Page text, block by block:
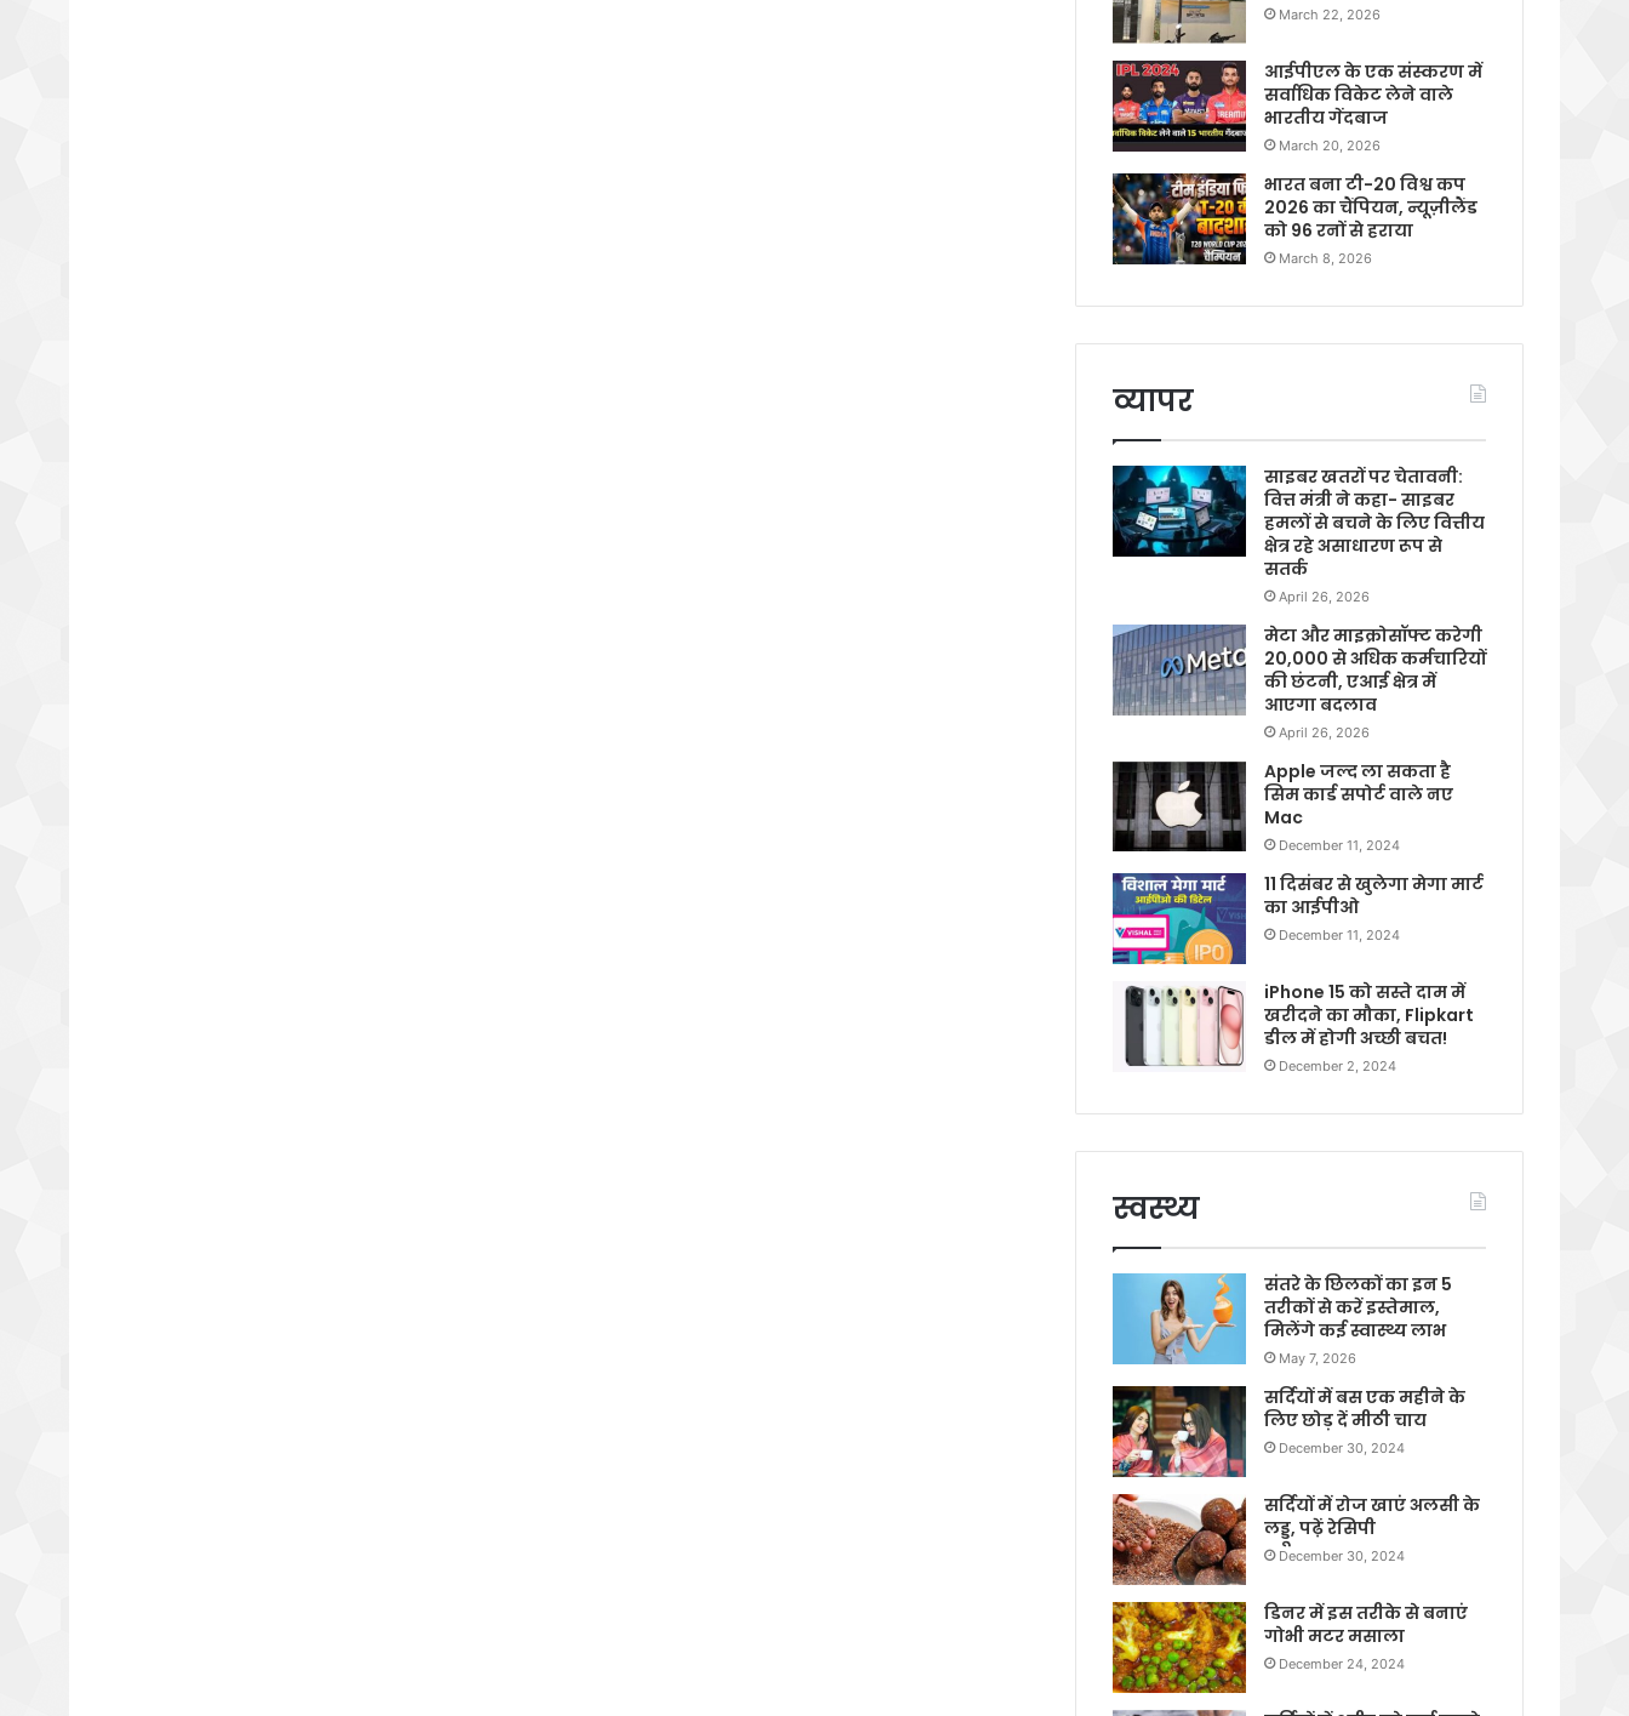
March 22, 2026
आईपीएल के एक संस्करण में
सर्वाधिक विकेट लेने वाले
भारतीय गेंदबाज
March 20, 2026
भारत बना टी-20 विश्व कप
2026 का चैंपियन, न्यूज़ीलैंड
को 96 रनों से हराया
March 8, 2026
व्यापर
साइबर खतरों पर चेतावनी:
वित्त मंत्री ने कहा- साइबर
हमलों से बचने के लिए वित्तीय
क्षेत्र रहे असाधारण रूप से
सतर्क
April 26, 2026
मेटा और माइक्रोसॉफ्ट करेगी
20,000 से अधिक कर्मचारियों
की छंटनी, एआई क्षेत्र में
आएगा बदलाव
April 26, 2026
Apple जल्द ला सकता है
सिम कार्ड सपोर्ट वाले नए
Mac
December 11, 2024
11 दिसंबर से खुलेगा मेगा मार्ट
का आईपीओ
December 11, 2024
iPhone 15 को सस्ते दाम में
खरीदने का मौका, Flipkart
डील में होगी अच्छी बचत!
December 2, 2024
स्वस्थ्य
संतरे के छिलकों का इन 5
तरीकों से करें इस्तेमाल,
मिलेंगे कई स्वास्थ्य लाभ
May 7, 2026
सर्दियों में बस एक महीने के
लिए छोड़ दें मीठी चाय
December 30, 2024
सर्दियों में रोज खाएं अलसी के
लड्डू, पढ़ें रेसिपी
December 30, 2024
डिनर में इस तरीके से बनाएं
गोभी मटर मसाला
December 24, 2024